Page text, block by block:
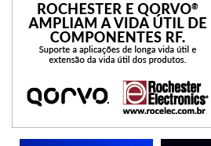
realizadas com os atores dessas
linha de frente do sistema penal,
essas novas tecnologias são
para as atividades do dia a dia,
necessidade de compreender